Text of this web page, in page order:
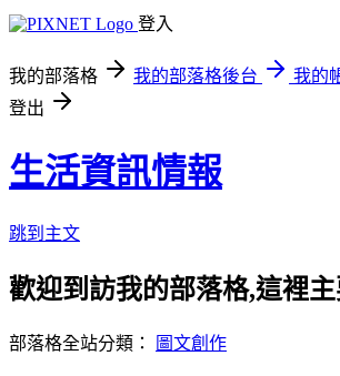
登入
我的部落格 我的部落格後台
我的
登出
生活資訊情報
跳到主文
歡迎到訪我的部落格,這裡
部落格全站分類： 圖文創作